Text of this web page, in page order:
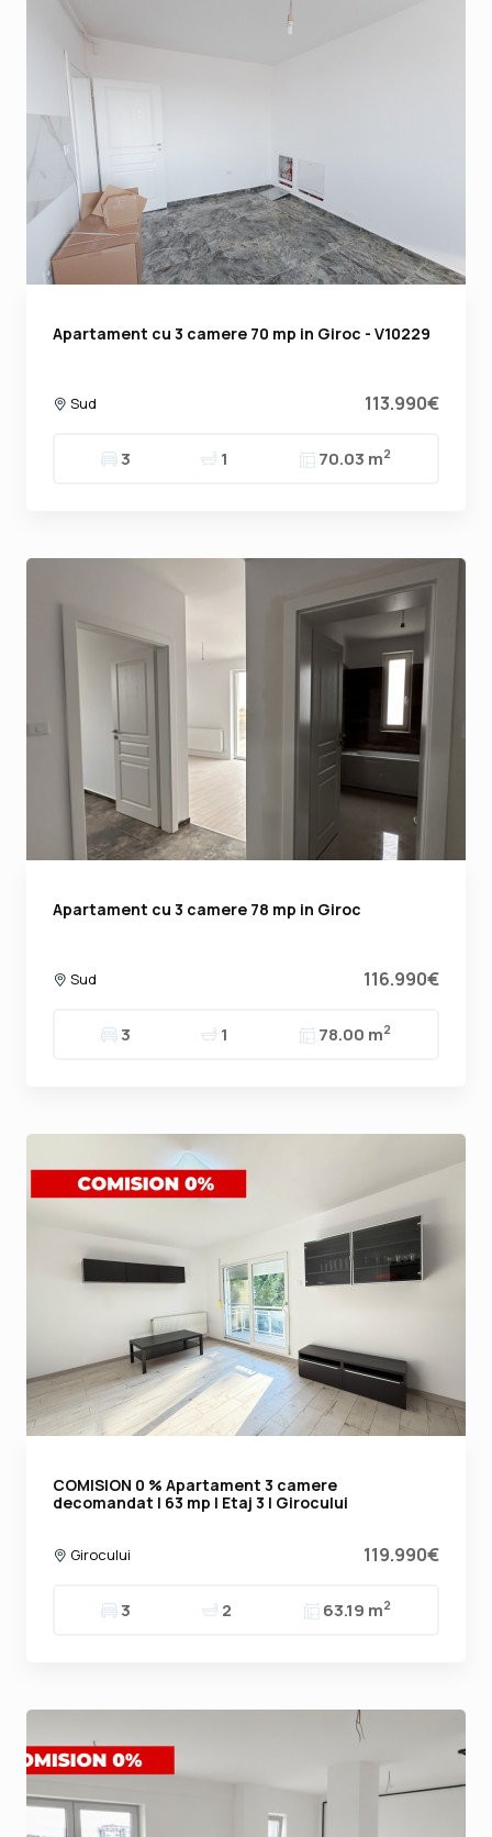
Apartament cu 3 camere 70 mp in Giroc - V10229
Sud 113.990€
3 1 70.03 m2
Apartament cu 3 camere 78 mp in Giroc
Sud 116.990€
3 1 78.00 m2
COMISION 0 % Apartament 3 camere
decomandat | 63 mp | Etaj 3 | Girocului
Girocului 119.990€
3 2 63.19 m2